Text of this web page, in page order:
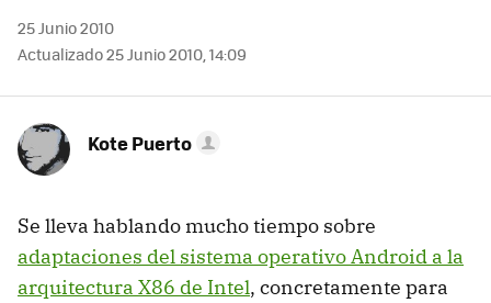
25 Junio 2010
Actualizado 25 Junio 2010, 14:09
Kote Puerto
Se lleva hablando mucho tiempo sobre
adaptaciones del sistema operativo Android a la
arquitectura X86 de Intel, concretamente para